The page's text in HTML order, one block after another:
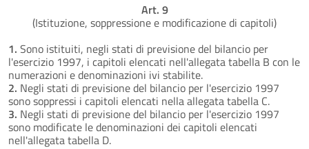
Art. 9
(Istituzione, soppressione e modificazione di capitoli)
1. Sono istituiti, negli stati di previsione del bilancio per
l'esercizio 1997, i capitoli elencati nell'allegata tabella B con le
numerazioni e denominazioni ivi stabilite.
2. Negli stati di previsione del bilancio per l'esercizio 1997
sono soppressi i capitoli elencati nella allegata tabella C.
3. Negli stati di previsione del bilancio per l'esercizio 1997
sono modificate le denominazioni dei capitoli elencati
nell'allegata tabella D.